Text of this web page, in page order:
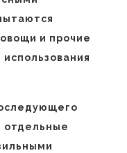
и прочие
отдельные